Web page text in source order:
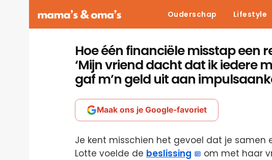
Ouderschap Lifestyle
Hoe één financiële misstap een
‘Mijn vriend dacht dat ik iedere
gaf m’n geld uit aan
Maak ons je Google-favoriet
Je kent misschien het gevoel dat je samen
Lotte voelde de beslissing
om met haar